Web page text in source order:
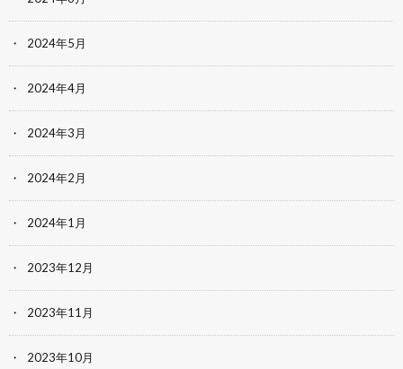
2024年5月
2024年4月
2024年3月
2024年2月
2024年1月
2023年12月
2023年11月
2023年10月